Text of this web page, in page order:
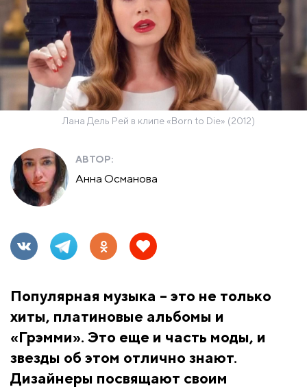
Лана Дель Рей в клипе «Born to Die» (2012)
АВТОР:
Анна Османова
Популярная музыка – это не только
хиты, платиновые альбомы и
«Грэмми». Это еще и часть моды, и
звезды об этом отлично знают.
Дизайнеры посвящают своим